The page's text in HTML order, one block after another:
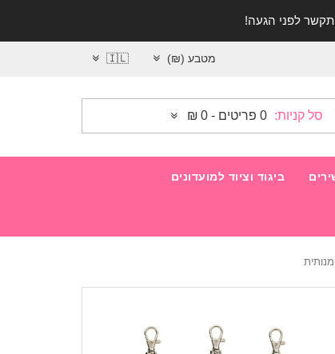
מטבע (₪) 🇮🇱
סל קניות: 0 פריטים - 0 ₪
ביגוד וציוד למועדונים